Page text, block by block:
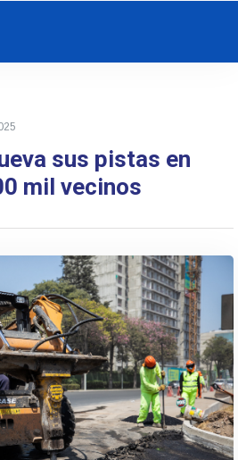
sus pistas en
mil vecinos